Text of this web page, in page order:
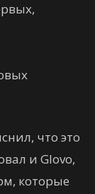
что это
и Glovo,
которые